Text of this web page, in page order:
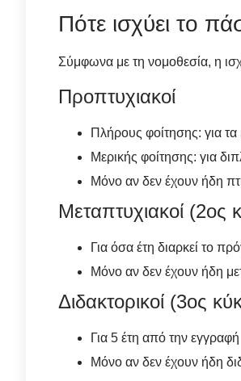
Πότε ισχύει το
Σύμφωνα με τη νομοθεσία, η
Προπτυχιακοί
Πλήρους φοίτησης: για
Μερικής φοίτησης: για
Μόνο αν δεν έχουν ήδη
Μεταπτυχιακοί (2ος
Για όσα έτη διαρκεί το
Μόνο αν δεν έχουν ήδη
Διδακτορικοί (3ος
Για 5 έτη από την εγγραφή
Μόνο αν δεν έχουν ήδη